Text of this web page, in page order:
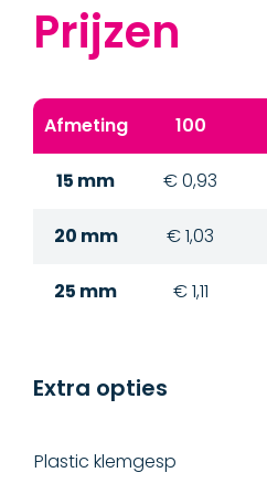
Prijzen
Afmeting 100
15 mm € 0,93
20 mm € 1,03
25 mm € 1,11
Extra opties
Plastic klemgesp